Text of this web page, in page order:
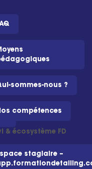
sommes-nous ?
compétences
& écosystème FD
stagiaire –